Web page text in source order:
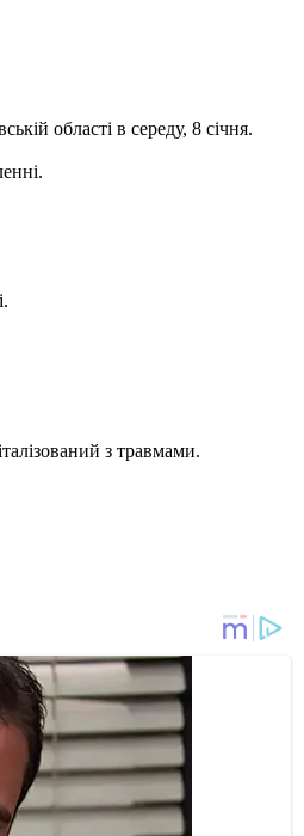
області в середу, 8 січня.
з травмами.